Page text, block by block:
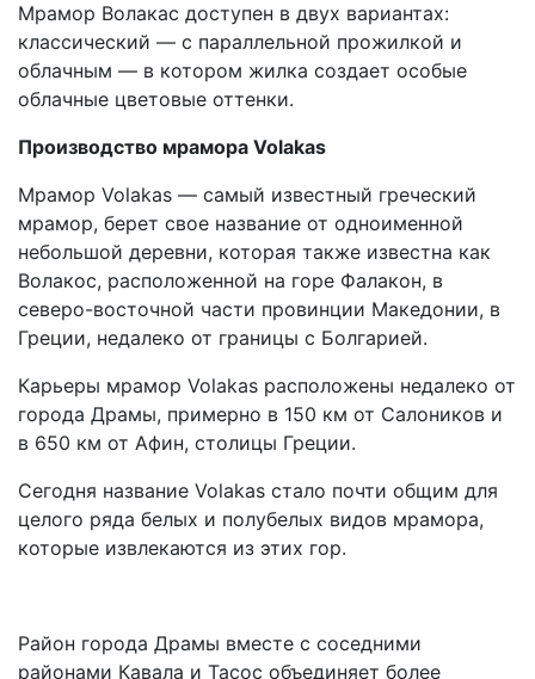
Мрамор Волакас доступен в двух вариантах:
классический — с параллельной прожилкой и
облачным — в котором жилка создает особые
облачные цветовые оттенки.
Производство мрамора Volakas
Мрамор Volakas — самый известный греческий
мрамор, берет свое название от одноименной
небольшой деревни, которая также известна как
Волакос, расположенной на горе Фалакон, в
северо-восточной части провинции Македонии, в
Греции, недалеко от границы с Болгарией.
Карьеры мрамор Volakas расположены недалеко от
города Драмы, примерно в 150 км от Салоников и
в 650 км от Афин, столицы Греции.
Сегодня название Volakas стало почти общим для
целого ряда белых и полубелых видов мрамора,
которые извлекаются из этих гор.
Район города Драмы вместе с соседними
районами Кавала и Тасос объединяет более